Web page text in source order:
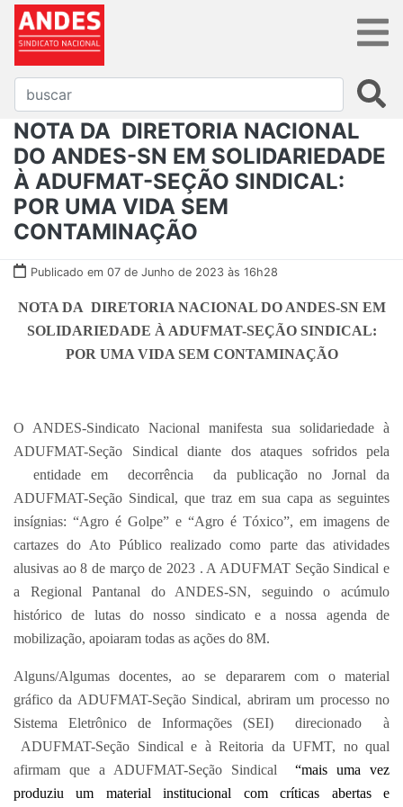
NOTA DA DIRETORIA NACIONAL
DO ANDES-SN EM SOLIDARIEDADE
À ADUFMAT-SEÇÃO SINDICAL:
POR UMA VIDA SEM
CONTAMINAÇÃO
Publicado em 07 de Junho de 2023 às 16h28
NOTA DA DIRETORIA NACIONAL DO ANDES-SN EM
SOLIDARIEDADE À ADUFMAT-SEÇÃO SINDICAL:
POR UMA VIDA SEM CONTAMINAÇÃO
O ANDES-Sindicato Nacional manifesta sua solidariedade à
ADUFMAT-Seção Sindical diante dos ataques sofridos pela
entidade em decorrência da publicação no Jornal da
ADUFMAT-Seção Sindical, que traz em sua capa as seguintes
insígnias: “Agro é Golpe” e “Agro é Tóxico”, em imagens de
cartazes do Ato Público realizado como parte das atividades
alusivas ao 8 de março de 2023 . A ADUFMAT Seção Sindical e
a Regional Pantanal do ANDES-SN, seguindo o acúmulo
histórico de lutas do nosso sindicato e a nossa agenda de
mobilização, apoiaram todas as ações do 8M.
Alguns/Algumas docentes, ao se depararem com o material
gráfico da ADUFMAT-Seção Sindical, abriram um processo no
Sistema Eletrônico de Informações (SEI) direcionado à
ADUFMAT-Seção Sindical e à Reitoria da UFMT, no qual
afirmam que a ADUFMAT-Seção Sindical “mais uma vez
produziu um material institucional com críticas abertas e